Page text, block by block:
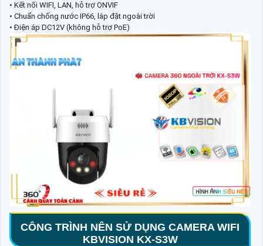
• Kết nối WIFI, LAN, hỗ trợ ONVIF
• Chuẩn chống nước IP66, lắp đặt ngoài trời
• Điện áp DC12V (không hỗ trợ PoE)
CÔNG TRÌNH NÊN SỬ DỤNG CAMERA WIFI
KBVISION KX-S3W